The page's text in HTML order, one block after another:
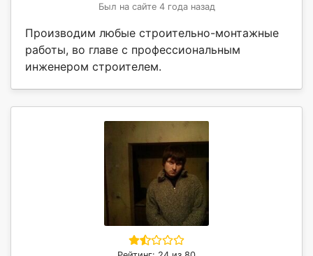
Был на сайте 4 года назад
Производим любые строительно-монтажные
работы, во главе с профессиональным
инженером строителем.